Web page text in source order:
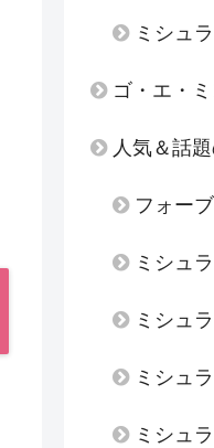
ミシュ
ゴ・エ・ミ
人気＆話
フォー
ミシュ
ミシュ
ミシュ
ミシュ